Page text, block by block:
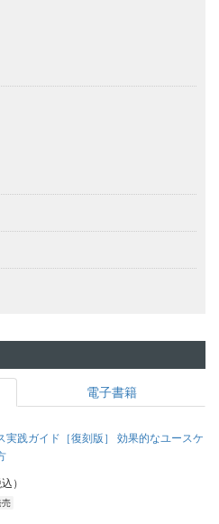
電子書籍
実践ガイド［復刻版］ 効果的なユースケ
）
売